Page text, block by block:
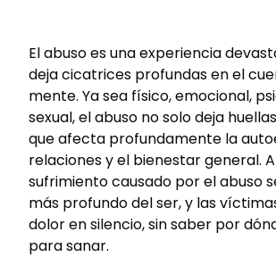
El abuso es una experiencia
deja cicatrices profundas en el
mente. Ya sea físico, emocional,
sexual, el abuso no solo deja
que afecta profundamente la
relaciones y el bienestar general.
sufrimiento causado por el abuso
más profundo del ser, y las
dolor en silencio, sin saber por
para sanar.